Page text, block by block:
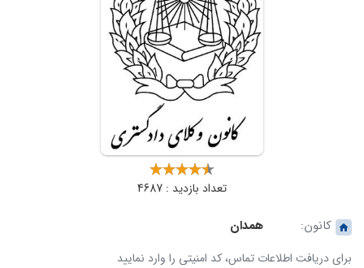
تعداد بازدید : 4687
کانون: همدان
برای دریافت اطلاعات تماس، کد امنیتی را وارد نمایید